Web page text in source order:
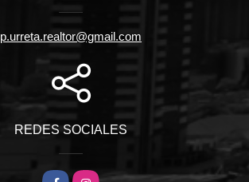
p.urreta.realtor@gmail.com
REDES SOCIALES